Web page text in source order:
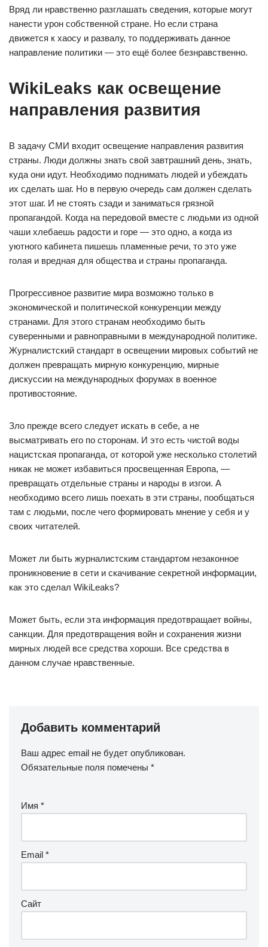
Вряд ли нравственно разглашать сведения, которые могут
нанести урон собственной стране. Но если страна
движется к хаосу и развалу, то поддерживать данное
направление политики — это ещё более безнравственно.
WikiLeaks как освещение
направления развития
В задачу СМИ входит освещение направления развития
страны. Люди должны знать свой завтрашний день, знать,
куда они идут. Необходимо поднимать людей и убеждать
их сделать шаг. Но в первую очередь сам должен сделать
этот шаг. И не стоять сзади и заниматься грязной
пропагандой. Когда на передовой вместе с людьми из одной
чаши хлебаешь радости и горе — это одно, а когда из
уютного кабинета пишешь пламенные речи, то это уже
голая и вредная для общества и страны пропаганда.
Прогрессивное развитие мира возможно только в
экономической и политической конкуренции между
странами. Для этого странам необходимо быть
суверенными и равноправными в международной политике.
Журналистский стандарт в освещении мировых событий не
должен превращать мирную конкуренцию, мирные
дискуссии на международных форумах в военное
противостояние.
Зло прежде всего следует искать в себе, а не
высматривать его по сторонам. И это есть чистой воды
нацистская пропаганда, от которой уже несколько столетий
никак не может избавиться просвещенная Европа, —
превращать отдельные страны и народы в изгои. А
необходимо всего лишь поехать в эти страны, пообщаться
там с людьми, после чего формировать мнение у себя и у
своих читателей.
Может ли быть журналистским стандартом незаконное
проникновение в сети и скачивание секретной информации,
как это сделал WikiLeaks?
Может быть, если эта информация предотвращает войны,
санкции. Для предотвращения войн и сохранения жизни
мирных людей все средства хороши. Все средства в
данном случае нравственные.
Добавить комментарий
Ваш адрес email не будет опубликован.
Обязательные поля помечены *
Имя *
Email *
Сайт